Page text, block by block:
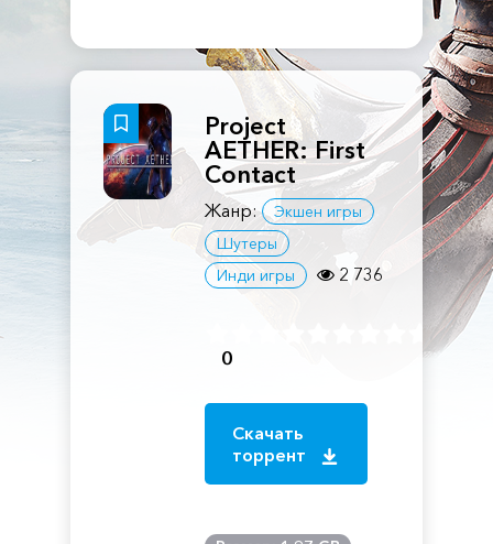
Project
AETHER: First
Contact
Жанр:
Экшен игры
Шутеры
Инди игры
2 736
0
Скачать
торрент